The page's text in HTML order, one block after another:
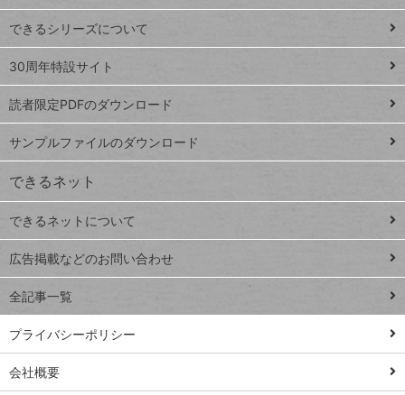
ド
Google
スプレ
ッドシ
ート
iPhone
VLOOKUP
close
閉じ
る
ト
ッ
プ
ペ
ジ
連載
Excel Q&A
トイアンナ流仕
事術
PowerAutomate
ではじめる業務
の完全自動化
AI議事録作成術
できるシリーズについて
30周年特設サイト
読者限定PDFのダウンロード
サンプルファイルのダウンロード
できるネット
できるネットについて
広告掲載などのお問い合わせ
全記事一覧
プライバシーポリシー
会社概要